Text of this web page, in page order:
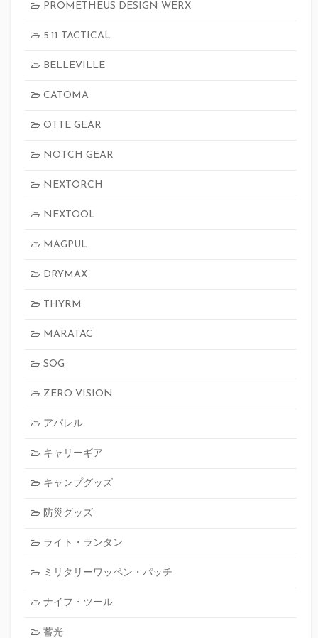
PROMETHEUS DESIGN WERX
5.11 TACTICAL
BELLEVILLE
CATOMA
OTTE GEAR
NOTCH GEAR
NEXTORCH
NEXTOOL
MAGPUL
DRYMAX
THYRM
MARATAC
SOG
ZERO VISION
アパレル
キャリーギア
キャンプグッズ
防災グッズ
ライト・ランタン
ミリタリーワッペン・パッチ
ナイフ・ツール
蓄光